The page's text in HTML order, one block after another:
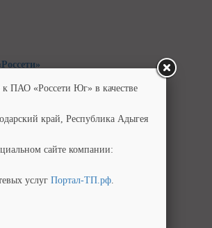
к ПАО «Россети Юг» в качестве
край, Республика Адыгея
сайте компании:
услуг Портал-ТП.рф.